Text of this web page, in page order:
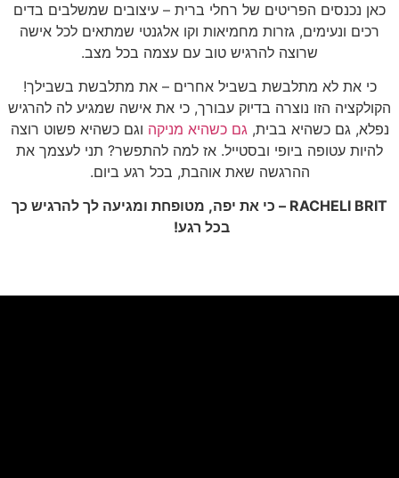
כאן נכנסים הפריטים של רחלי ברית – עיצובים שמשלבים בדים
רכים ונעימים, גזרות מחמיאות וקו אלגנטי שמתאים לכל אישה
שרוצה להרגיש טוב עם עצמה בכל מצב.
כי את לא מתלבשת בשביל אחרים – את מתלבשת בשבילך!
הקולקציה הזו נוצרה בדיוק עבורך, כי את אישה שמגיע לה להרגיש
נפלא, גם כשהיא בבית,גם כשהיא מניקה וגם כשהיא פשוט רוצה
להיות עטופה ביופי ובסטייל. אז למה להתפשר? תני לעצמך את
ההרגשה שאת אוהבת, בכל רגע ביום.
RACHELI BRIT – כי את יפה, מטופחת ומגיעה לך להרגיש כך
בכל רגע!